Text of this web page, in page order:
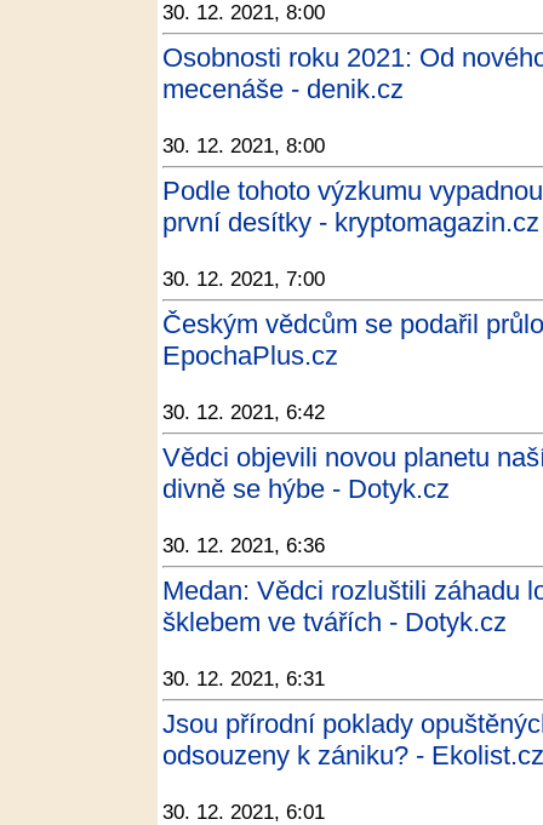
30. 12. 2021, 8:00
Osobnosti roku 2021: Od
mecenáše - denik.cz
30. 12. 2021, 8:00
Podle tohoto výzkumu
první desítky - kryptomagazin.cz
30. 12. 2021, 7:00
Českým vědcům se podařil
EpochaPlus.cz
30. 12. 2021, 6:42
Vědci objevili novou planetu
divně se hýbe - Dotyk.cz
30. 12. 2021, 6:36
Medan: Vědci rozluštili záhadu
šklebem ve tvářích - Dotyk.cz
30. 12. 2021, 6:31
Jsou přírodní poklady
odsouzeny k zániku? - Ekolist.cz
30. 12. 2021, 6:01